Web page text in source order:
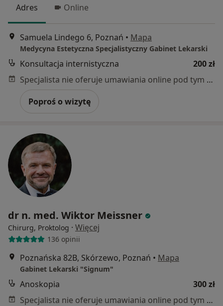
Adres Online
Samuela Lindego 6, Poznań • Mapa
Medycyna Estetyczna Specjalistyczny Gabinet Lekarski
Konsultacja internistyczna
200 zł
Specjalista nie oferuje umawiania online pod tym adresem.
Poproś o wizytę
dr n. med. Wiktor Meissner
Chirurg, Proktolog · Więcej
136 opinii
Poznańska 82B, Skórzewo, Poznań • Mapa
Gabinet Lekarski "Signum"
Anoskopia
300 zł
Specjalista nie oferuje umawiania online pod tym adresem.